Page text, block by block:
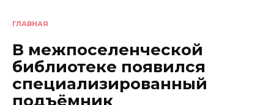
ГЛАВНАЯ
В межпоселенческой
библиотеке появился
специализированный
подъёмник